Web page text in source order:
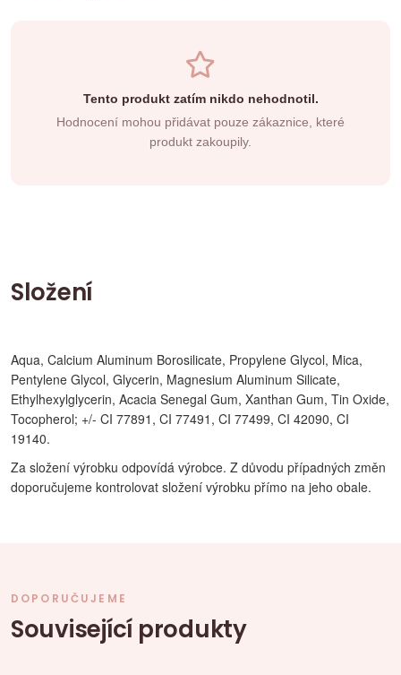
Tento produkt zatím nikdo nehodnotil.
Hodnocení mohou přidávat pouze zákaznice, které
produkt zakoupily.
Složení
Aqua, Calcium Aluminum Borosilicate, Propylene Glycol, Mica,
Pentylene Glycol, Glycerin, Magnesium Aluminum Silicate,
Ethylhexylglycerin, Acacia Senegal Gum, Xanthan Gum, Tin Oxide,
Tocopherol; +/- CI 77891, CI 77491, CI 77499, CI 42090, CI
19140.
Za složení výrobku odpovídá výrobce. Z důvodu případných změn
doporučujeme kontrolovat složení výrobku přímo na jeho obale.
DOPORUČUJEME
Související produkty